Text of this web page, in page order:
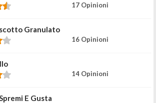
17 Opinioni
Granulato
16 Opinioni
14 Opinioni
E Gusta